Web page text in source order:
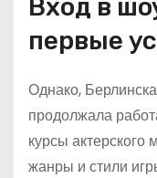
Вход в
первые
Однако,
продолжала
курсы актерского
жанры и стили